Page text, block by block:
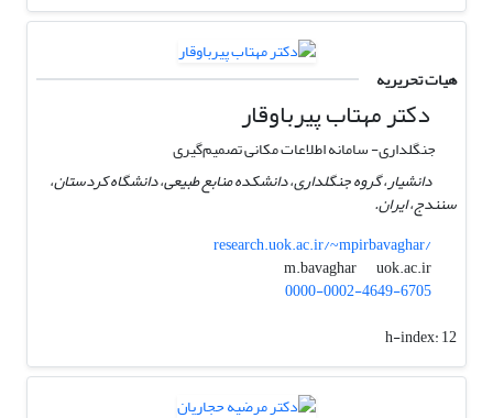
هیات تحریریه
دکتر مهتاب پیرباوقار
جنگلداری- سامانه اطلاعات مکانی تصمیم‌گیری
دانشیار، گروه جنگلداری، دانشکده منابع طبیعی، دانشگاه کردستان،
سنندج، ایران.
research.uok.ac.ir/~mpirbavaghar/
m.bavaghar
uok.ac.ir
0000-0002-4649-6705
h-index:12